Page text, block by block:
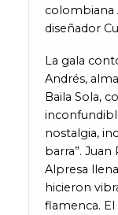
colombiana
diseñador
La gala
Andrés,
Baila Sola,
nostalgia,
barra”.
Alpresa
hicieron
flamenca.